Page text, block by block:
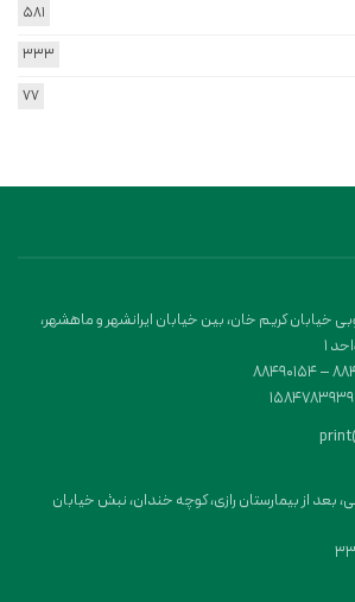
581
333
77
خیابان کریم خان، بین خیابان ایرانشهر و ماهشهر،
بعد از بیمارستان رازی، کوچه خندان، نبش خیابان